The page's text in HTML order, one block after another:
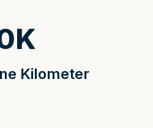
Kilometer
K